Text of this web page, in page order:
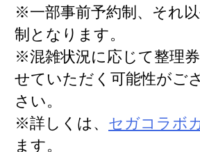
※一部事前予約制、それ
制となります。
※混雑状況に応じて整理
せていただく可能性がご
さい。
※詳しくは、 セガコラボ
ます。